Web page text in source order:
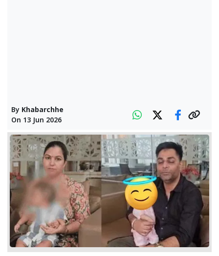
By Khabarchhe
On 13 Jun 2026